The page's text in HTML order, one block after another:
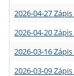
2026-04-27
2026-04-20
2026-03-16
2026-03-09